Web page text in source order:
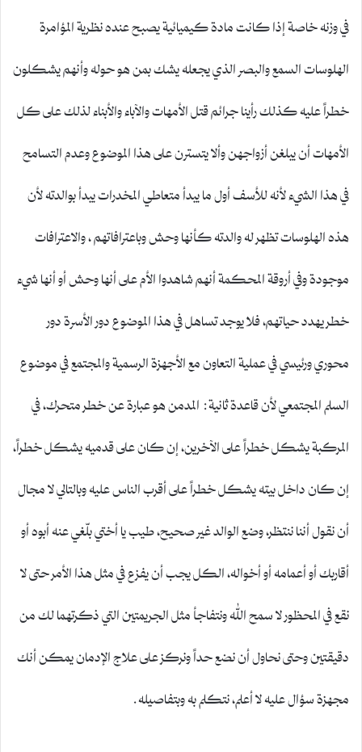
في وزنه خاصة إذا كانت مادة كيميائية يصبح عنده نظرية المؤامرة
الهلوسات السمع والبصر الذي يجعله يشك بمن هو حوله وأنهم يشكلون
خطراً عليه كذلك رأينا جرائم قتل الأمهات والآباء والأبناء لذلك على كل
الأمهات أن يبلغن أزواجهن وألا يتسترن على هذا الموضوع وعدم التسامح
في هذا الشيء لأنه للأسف أول ما يبدأ متعاطي المخدرات يبدأ بوالدته لأن
هذه الهلوسات تظهر له والدته كأنها وحش وباعترافاتهم ، والاعترافات
موجودة وفي أروقة المحكمة أنهم شاهدوا الأم على أنها وحش أو أنها شيء
خطر يهدد حياتهم، فلا يوجد تساهل في هذا الموضوع دور الأسرة دور
محوري ورئيسي في عملية التعاون مع الأجهزة الرسمية والمجتمع في موضوع
السلم المجتمعي لأن قاعدة ثانية: المدمن هو عبارة عن خطر متحرك، في
المركبة يشكل خطراً على الآخرين، إن كان على قدميه يشكل خطراً،
إن كان داخل بيته يشكل خطراً على أقرب الناس عليه وبالتالي لا مجال
أن نقول أننا ننتظر، وضع الوالد غير صحيح، طيب يا أختي بلّغي عنه أبوه أو
أقاربك أو أعمامه أو أخواله، الكل يجب أن يفزع في مثل هذا الأمر حتى لا
نقع في المحظور لا سمح الله ونتفاجأ مثل الجريمتين التي ذكرتهما لك من
دقيقتين وحتى نحاول أن نضع حداً ونركز على علاج الإدمان يمكن أنك
مجهزة سؤال عليه لا أعلم، نتكلم به وبتفاصيله.